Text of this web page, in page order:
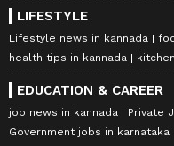
LIFESTYLE
Lifestyle news in kannada
health tips in kannada
EDUCATION & CAREER
job news in kannada Private
Government jobs in karnataka